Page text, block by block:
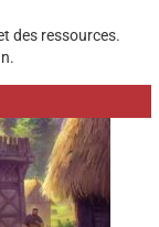
des ressources.